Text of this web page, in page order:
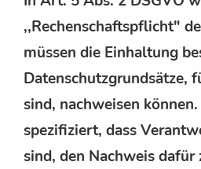
,,Rechenschaftspflicht"
müssen die Einhaltung
Datenschutzgrundsätze,
sind, nachweisen
spezifiziert, dass
sind, den Nachweis dafür